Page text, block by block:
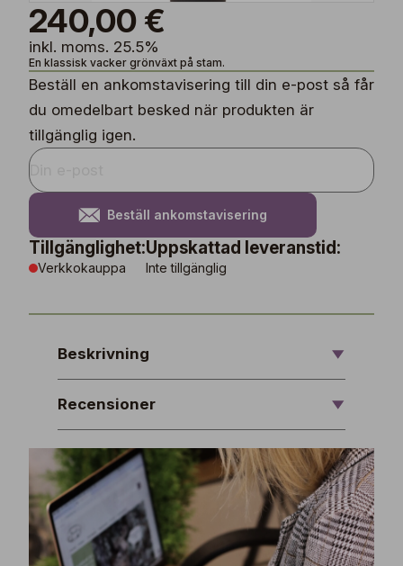
240,00 €
inkl. moms. 25.5%
En klassisk vacker grönväxt på stam.
Beställ en ankomstavisering till din e-post så får
du omedelbart besked när produkten är
tillgänglig igen.
Beställ ankomstavisering
Tillgänglighet:
Verkkokauppa
Uppskattad leveranstid:
Inte tillgänglig
Beskrivning
Recensioner